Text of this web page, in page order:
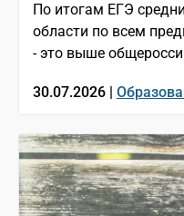
По итогам ЕГЭ
области по всем
- это выше
30.07.2026 |